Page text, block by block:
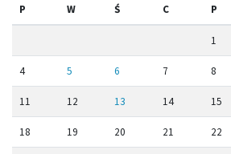
P W Ś C P
1
4 5 6 7 8
11 12 13 14 15
18 19 20 21 22